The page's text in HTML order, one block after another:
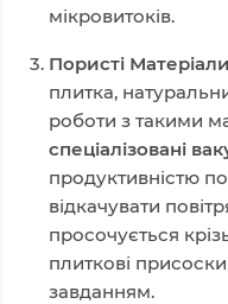
мікровитоків.
Пористі
плитка,
роботи з такими
спеціалізовані
продуктивністю
відкачувати
просочується
плиткові
завданням.